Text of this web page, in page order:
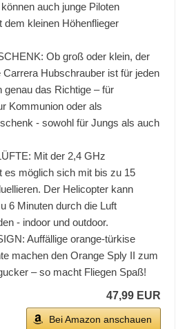
auch junge Piloten
dem kleinen Höhenflieger
Ob groß oder klein, der
Carrera Hubschrauber ist für jeden
genau das Richtige – für
Kommunion oder als
- sowohl für Jungs als auch
Mit der 2,4 GHz
es möglich sich mit bis zu 15
Der Helicopter kann
6 Minuten durch die Luft
- indoor und outdoor.
Auffällige orange-türkise
machen den Orange Sply II zum
– so macht Fliegen Spaß!
47,99 EUR
Bei Amazon anschauen